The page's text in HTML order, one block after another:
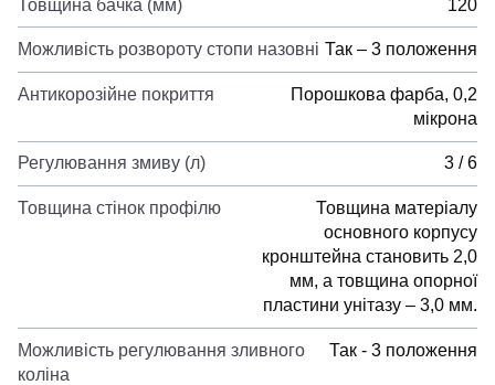
Товщина бачка (мм) 120
Можливість розвороту стопи назовні Так – 3 положення
Антикорозійне покриття
Порошкова фарба, 0,2
мікрона
Регулювання змиву (л) 3 / 6
Товщина стінок профілю
Товщина матеріалу
основного корпусу
кронштейна становить 2,0
мм, а товщина опорної
пластини унітазу – 3,0 мм.
Можливість регулювання зливного
коліна
Так - 3 положення